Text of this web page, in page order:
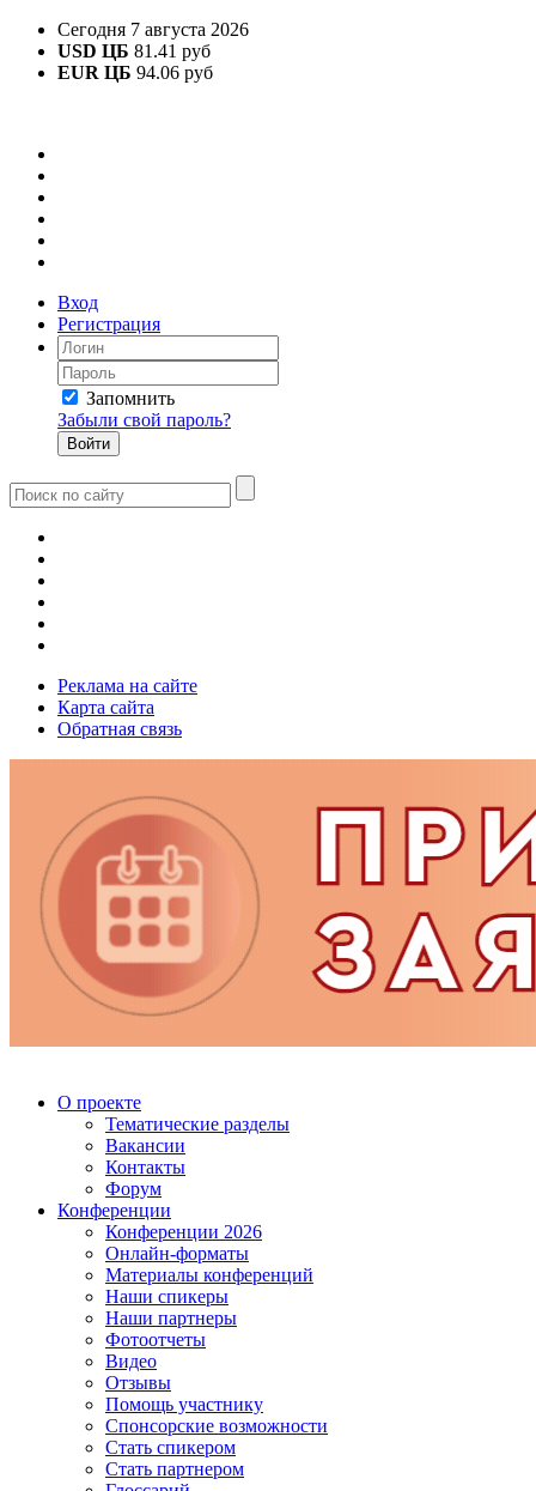
Сегодня 7 августа 2026
USD ЦБ 81.41 руб
EUR ЦБ 94.06 руб
Вход
Регистрация
Запомнить
Забыли свой пароль?
Реклама на сайте
Карта сайта
Обратная связь
О проекте
Тематические разделы
Вакансии
Контакты
Форум
Конференции
Конференции 2026
Онлайн-форматы
Материалы конференций
Наши спикеры
Наши партнеры
Фотоотчеты
Видео
Отзывы
Помощь участнику
Спонсорские возможности
Стать спикером
Стать партнером